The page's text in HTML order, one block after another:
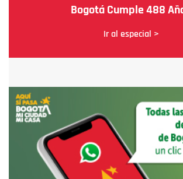
Bogotá Cumple 488
Ir al especial >